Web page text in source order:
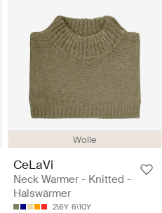
Wolle
CeLaVi
Neck Warmer - Knitted -
Halswärmer
2\6Y 6\10Y